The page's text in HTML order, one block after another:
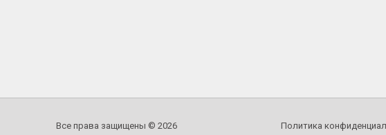
Все права защищены © 2026 Политика